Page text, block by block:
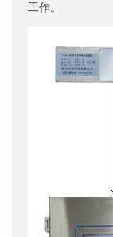
工作。